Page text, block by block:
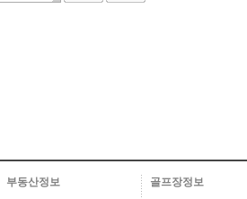
부동산정보
골프장정보